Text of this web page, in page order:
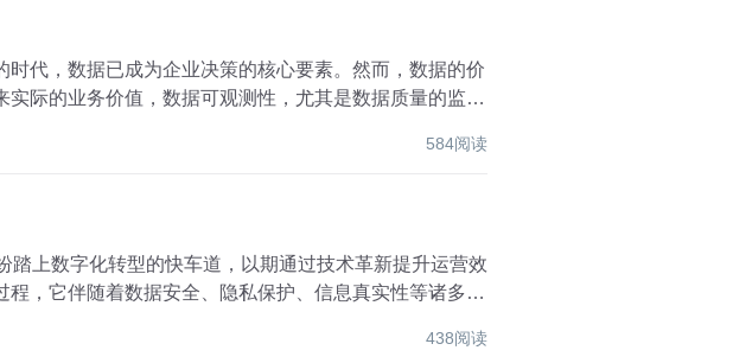
代，数据已成为企业决策的核心要素。然而，数据的价
际的业务价值，数据可观测性，尤其是数据质量的监
584阅读
上数字化转型的快车道，以期通过技术革新提升运营效
，它伴随着数据安全、隐私保护、信息真实性等诸多挑
438阅读